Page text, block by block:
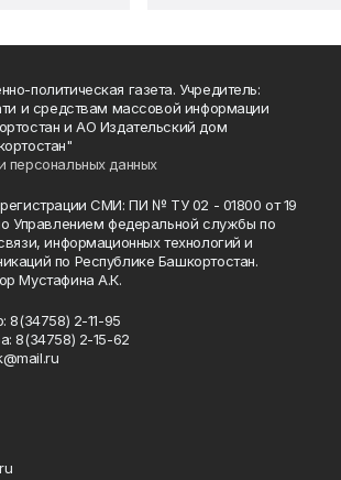
политическая газета. Учредитель:
и средствам массовой информации
и АО Издательский дом
персональных данных
СМИ: ПИ № ТУ 02 - 01800 от 19
Управлением федеральной службы по
информационных технологий и
по Республике Башкортостан.
Мустафина А.К.
8(34758) 2-11-95
8(34758) 2-15-62